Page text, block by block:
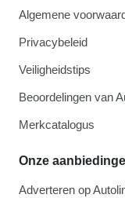
Algemene
Privacybeleid
Veiligheidstips
Beoordelingen van
Merkcatalogus
Onze
Adverteren op